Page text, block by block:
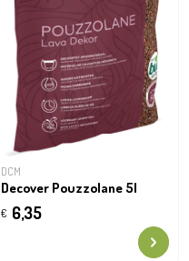
DCM
Decover Pouzzolane 5l
€ 6,35